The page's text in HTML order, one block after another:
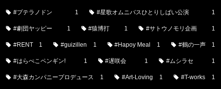
#プテラノドン 1 #星歌オムニバスひとりしばい公演 1
#劇団ヤッピー 1 #猿博打 1 #サトウノモリ企画 1
#RENT 1 #guizillen 1 #Hapoy Meal 1 #鶴の一声 1
#はらぺこペンギン! 1 #遅咲会 1 #ムシラセ 1
#大森カンパニープロデュース 1 #Art-Loving 1 #T-works 1